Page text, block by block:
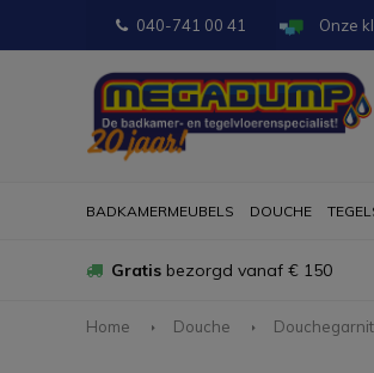
040-741 00 41 Onze
BADKAMERMEUBELS DOUCHE
Gratis bezorgd vanaf € 150
Home Douche